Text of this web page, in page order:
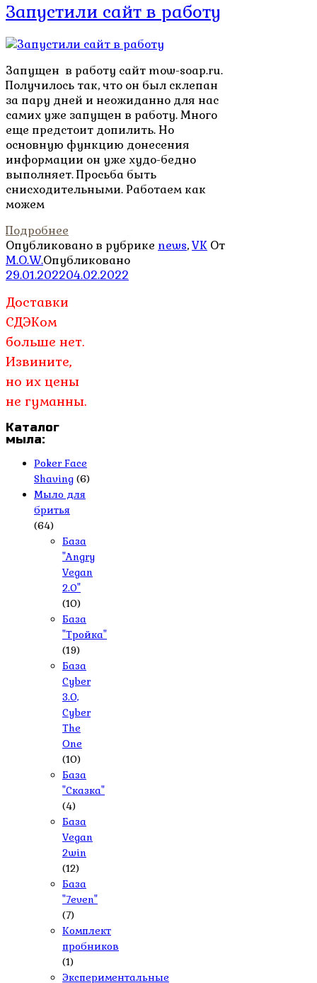
Запустили сайт в работу
Запущен в работу сайт mow-soap.ru.
Получилось так, что он был склепан
за пару дней и неожиданно для нас
самих уже запущен в работу. Много
еще предстоит допилить. Но
основную функцию донесения
информации он уже худо-бедно
выполняет. Просьба быть
снисходительными. Работаем как
можем
Подробнее
Опубликовано в рубрике news,VK От
M.O.W.Опубликовано
29.01.202204.02.2022
Доставки
СДЭКом
больше нет.
Извините,
но их цены
не гуманны.
Каталог
мыла:
Poker Face
Shaving (6)
Мыло для
бритья
(64)
База
"Angry
Vegan
2.0"
(10)
База
"Тройка"
(19)
База
Cyber
3.0,
Cyber
The
One
(10)
База
"Сказка"
(4)
База
Vegan
2win
(12)
База
"7even"
(7)
Комплект
пробников
(1)
Экспериментальные